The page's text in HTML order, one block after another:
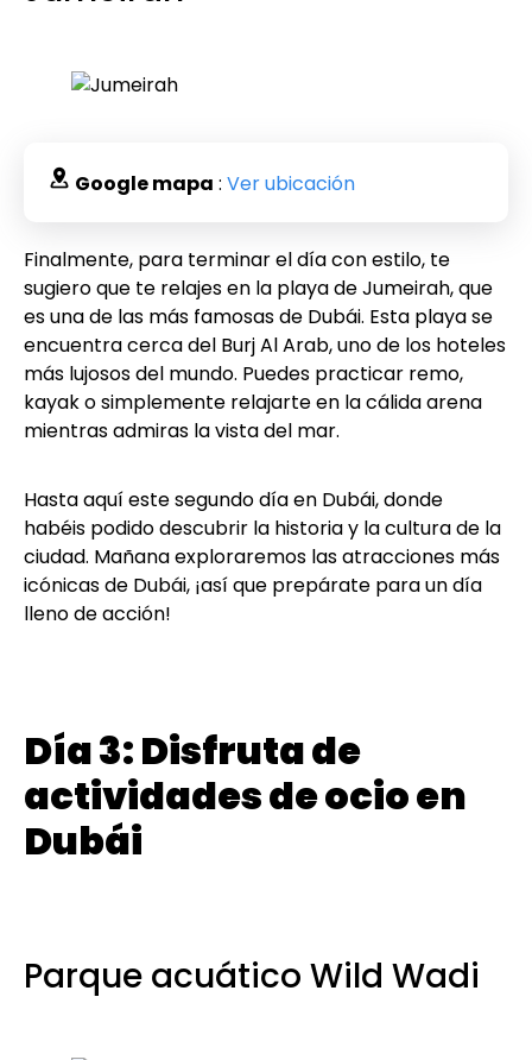
Google mapa : Ver ubicación
Finalmente, para terminar el día con estilo, te
sugiero que te relajes en la playa de Jumeirah, que
es una de las más famosas de Dubái. Esta playa se
encuentra cerca del Burj Al Arab, uno de los hoteles
más lujosos del mundo. Puedes practicar remo,
kayak o simplemente relajarte en la cálida arena
mientras admiras la vista del mar.
Hasta aquí este segundo día en Dubái, donde
habéis podido descubrir la historia y la cultura de la
ciudad. Mañana exploraremos las atracciones más
icónicas de Dubái, ¡así que prepárate para un día
lleno de acción!
Día 3: Disfruta de
actividades de ocio en
Dubái
Parque acuático Wild Wadi